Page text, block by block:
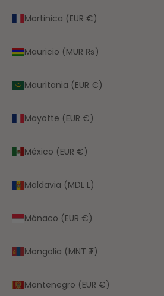
Martinica (EUR €)
Mauricio (MUR ₨)
Mauritania (EUR €)
Mayotte (EUR €)
México (EUR €)
Moldavia (MDL L)
Mónaco (EUR €)
Mongolia (MNT ₮)
Montenegro (EUR €)